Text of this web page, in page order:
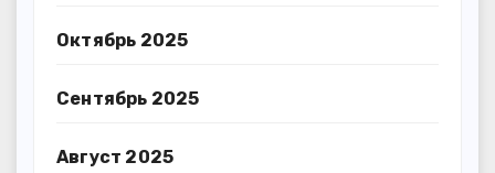
Октябрь 2025
Сентябрь 2025
Август 2025